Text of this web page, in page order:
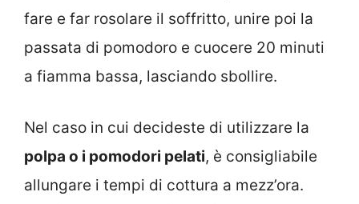
fare e far rosolare il soffritto, unire poi la
passata di pomodoro e cuocere 20 minuti
a fiamma bassa, lasciando sbollire.
Nel caso in cui decideste di utilizzare la
polpa o i pomodori pelati, è consigliabile
allungare i tempi di cottura a mezz’ora.